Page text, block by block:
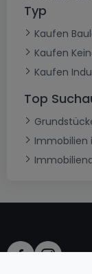
Typ
Kaufen
Kaufen
Kaufen
Top
Immobilien